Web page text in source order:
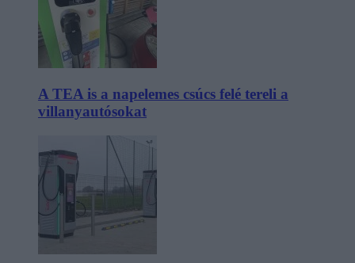
A TEA is a napelemes csúcs felé tereli a
villanyautósokat